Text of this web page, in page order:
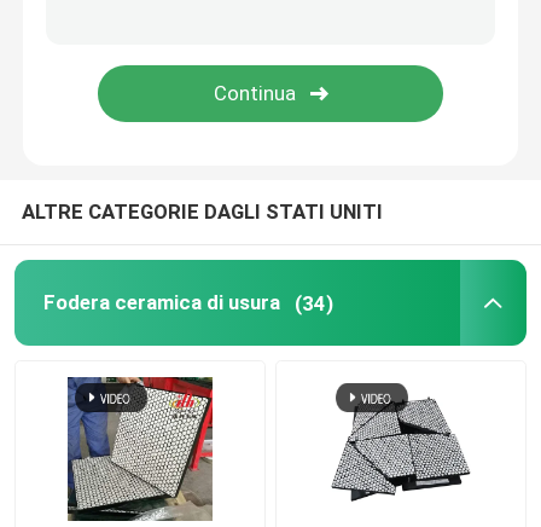
Mattonelle ceramiche di usura
ALTRE CATEGORIE DAGLI STATI UNITI
Fodera ceramica di usura (34)